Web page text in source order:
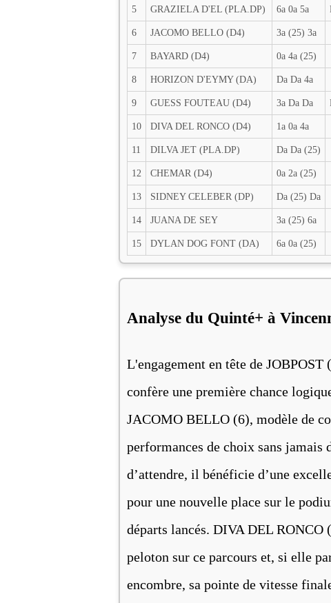
5 GRAZIELA D'EL (PLA.DP) 6a 0a 5a
6 JACOMO BELLO (D4) 3a (25) 3a
7 BAYARD (D4) 0a 4a (25)
8 HORIZON D'EYMY (DA) Da Da 4a
9 GUESS FOUTEAU (D4) 3a Da Da
10 DIVA DEL RONCO (D4) 1a 0a 4a
11 DILVA JET (PLA.DP) Da Da (25)
12 CHEMAR (D4) 0a 2a (25)
13 SIDNEY CELEBER (DP) Da (25) Da
14 JUANA DE SEY 3a (25) 6a
15 DYLAN DOG FONT (DA) 6a 0a (25)
Analyse du Quinté+ à
L'engagement en tête de
confère une première chance
JACOMO BELLO (6), modèle de
performances de choix sans jamais
d’attendre, il bénéficie d’une
pour une nouvelle place sur le
départs lancés. DIVA DEL RONCO
peloton sur ce parcours et, si elle
encombre, sa pointe de vitesse